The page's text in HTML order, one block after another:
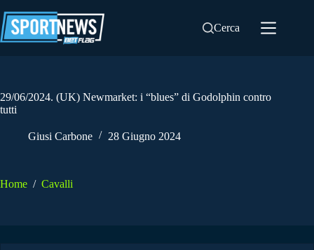
al
contenuto
Cerca
29/06/2024. (UK) Newmarket: i “blues” di Godolphin contro
tutti
Giusi Carbone 28 Giugno 2024
Home / Cavalli